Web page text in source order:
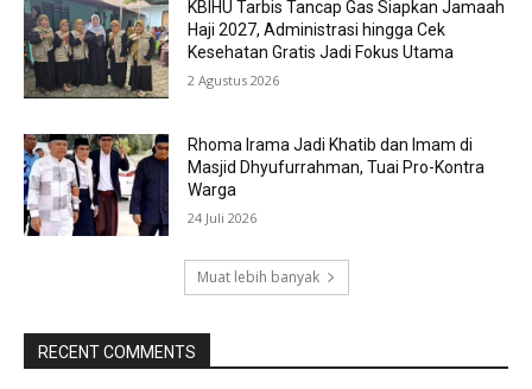
KBIHU Tarbis Tancap Gas Siapkan Jamaah
Haji 2027, Administrasi hingga Cek
Kesehatan Gratis Jadi Fokus Utama
2 Agustus 2026
Rhoma Irama Jadi Khatib dan Imam di
Masjid Dhyufurrahman, Tuai Pro-Kontra
Warga
24 Juli 2026
Muat lebih banyak
RECENT COMMENTS